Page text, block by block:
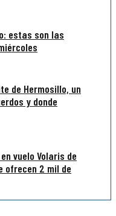
estas son las
de Hermosillo, un
y donde
vuelo Volaris de
ofrecen 2 mil de